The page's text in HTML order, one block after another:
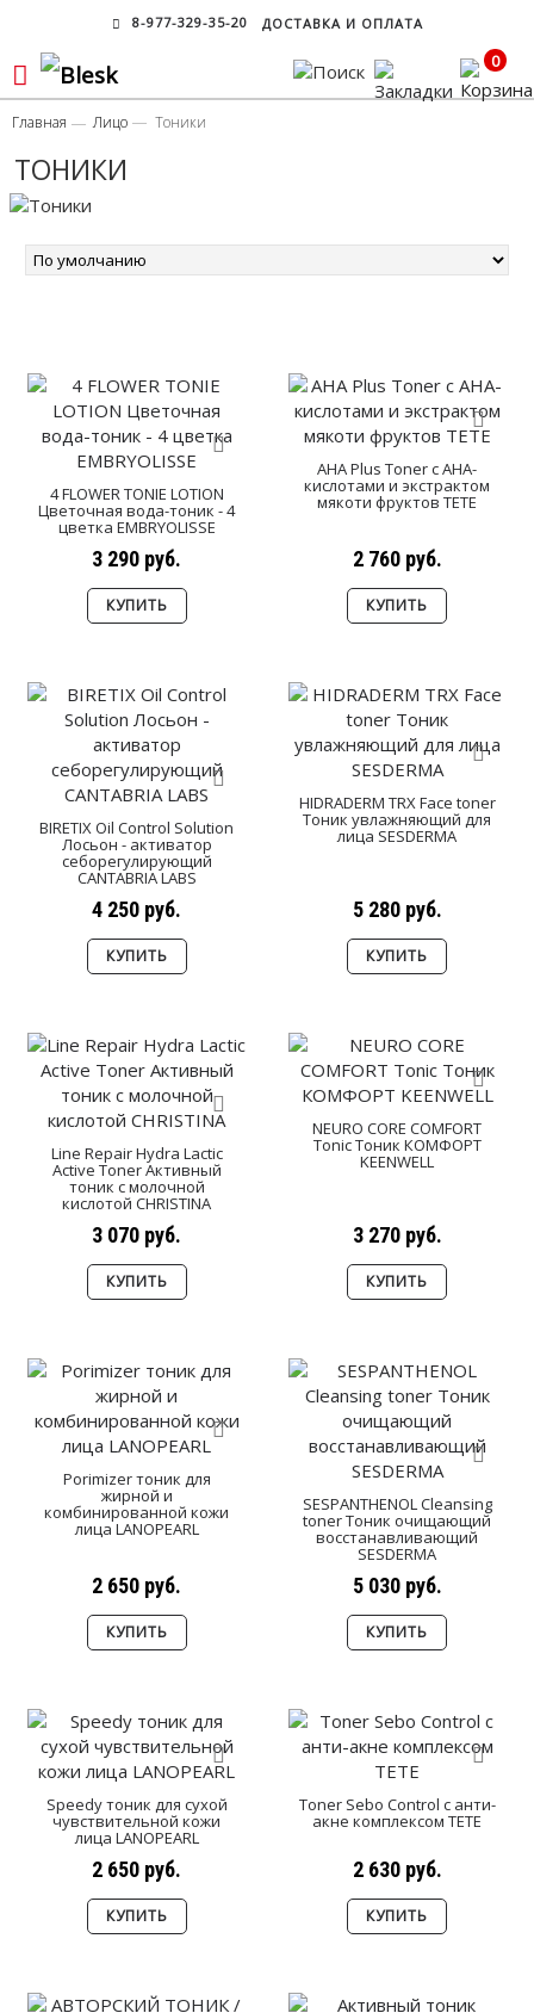
8-977-329-35-20 ДОСТАВКА И ОПЛАТА
0
Главная Лицо Тоники
ТОНИКИ
4 FLOWER TONIE LOTION
Цветочная вода-тоник - 4
цветка EMBRYOLISSE
3 290 руб.
КУПИТЬ
AHA Plus Toner с AHA-
кислотами и экстрактом
мякоти фруктов TETE
2 760 руб.
КУПИТЬ
BIRETIX Oil Control Solution
Лосьон - активатор
себорегулирующий
CANTABRIA LABS
4 250 руб.
КУПИТЬ
HIDRADERM TRX Face toner
Тоник увлажняющий для
лица SESDERMA
5 280 руб.
КУПИТЬ
Line Repair Hydra Lactic
Active Toner Активный
тоник с молочной
кислотой CHRISTINA
3 070 руб.
КУПИТЬ
NEURO CORE COMFORT
Tonic Тоник КОМФОРТ
KEENWELL
3 270 руб.
КУПИТЬ
Porimizer тоник для
жирной и
комбинированной кожи
лица LANOPEARL
2 650 руб.
КУПИТЬ
SESPANTHENOL Cleansing
toner Тоник очищающий
восстанавливающий
SESDERMA
5 030 руб.
КУПИТЬ
Speedy тоник для сухой
чувствительной кожи
лица LANOPEARL
2 650 руб.
КУПИТЬ
Toner Sebo Control c анти-
акне комплексом TETE
2 630 руб.
КУПИТЬ